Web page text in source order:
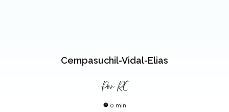
Cempasuchil-Vidal-Elias
Por RC
0 min